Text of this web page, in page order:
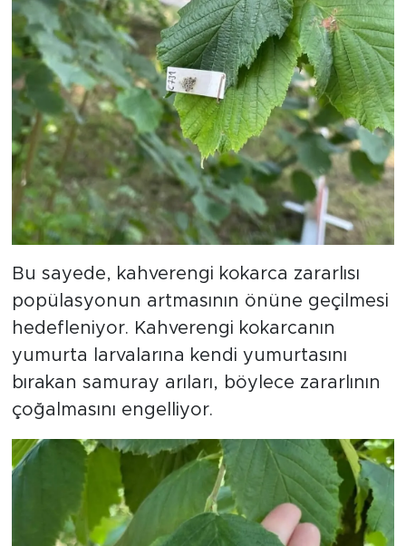
Bu sayede, kahverengi kokarca zararlısı
popülasyonun artmasının önüne geçilmesi
hedefleniyor. Kahverengi kokarcanın
yumurta larvalarına kendi yumurtasını
bırakan samuray arıları, böylece zararlının
çoğalmasını engelliyor.